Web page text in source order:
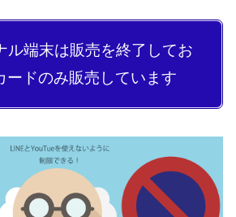
ル端末は販売を終了してお
ードのみ販売しています